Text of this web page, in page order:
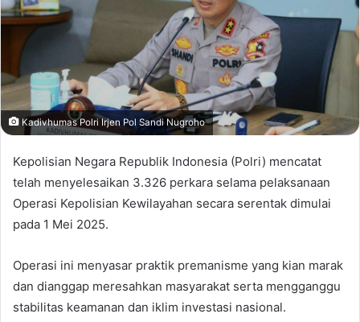
Kadivhumas Polri Irjen Pol Sandi Nugroho
Kepolisian Negara Republik Indonesia (Polri) mencatat
telah menyelesaikan 3.326 perkara selama pelaksanaan
Operasi Kepolisian Kewilayahan secara serentak dimulai
pada 1 Mei 2025.
Operasi ini menyasar praktik premanisme yang kian marak
dan dianggap meresahkan masyarakat serta mengganggu
stabilitas keamanan dan iklim investasi nasional.